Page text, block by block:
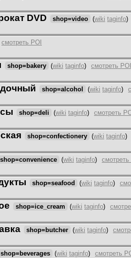
DVD shop=video (wiki taginfo)
смотреть POI
shop=bakery (wiki taginfo) смотреть POI
shop=alcohol (wiki taginfo)
shop=deli (wiki taginfo) смотреть
shop=confectionery (wiki taginfo)
shop=convenience (wiki taginfo) смотреть
shop=seafood (wiki taginfo)
shop=ice_cream (wiki taginfo)
shop=butcher (wiki taginfo)
shop=beverages (wiki taginfo) смотреть